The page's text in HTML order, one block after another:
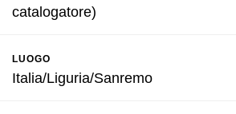
catalogatore)
LUOGO
Italia/Liguria/Sanremo